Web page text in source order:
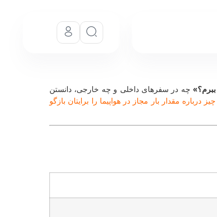
ببرم؟» چه در سفرهای داخلی و چه خارجی، دانستن
درباره مقدار بار مجاز در هواپیما را برایتان بازگو